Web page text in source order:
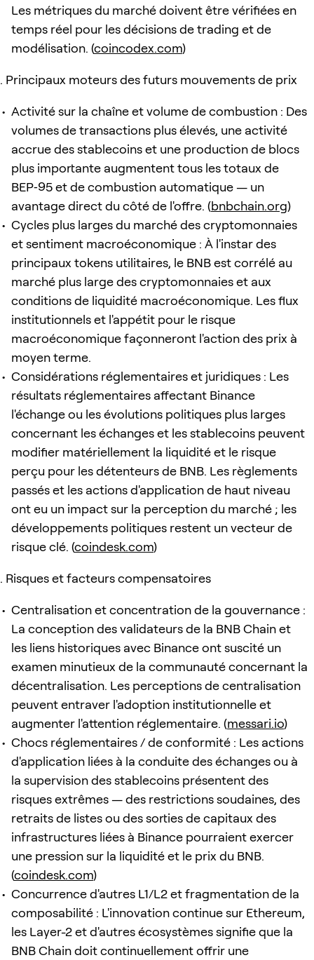
Les métriques du marché doivent être vérifiées en
temps réel pour les décisions de trading et de
modélisation. (coincodex.com)
Principaux moteurs des futurs mouvements de prix
Activité sur la chaîne et volume de combustion : Des
volumes de transactions plus élevés, une activité
accrue des stablecoins et une production de blocs
plus importante augmentent tous les totaux de
BEP‑95 et de combustion automatique — un
avantage direct du côté de l'offre. (bnbchain.org)
Cycles plus larges du marché des cryptomonnaies
et sentiment macroéconomique : À l'instar des
principaux tokens utilitaires, le BNB est corrélé au
marché plus large des cryptomonnaies et aux
conditions de liquidité macroéconomique. Les flux
institutionnels et l'appétit pour le risque
macroéconomique façonneront l'action des prix à
moyen terme.
Considérations réglementaires et juridiques : Les
résultats réglementaires affectant Binance
l'échange ou les évolutions politiques plus larges
concernant les échanges et les stablecoins peuvent
modifier matériellement la liquidité et le risque
perçu pour les détenteurs de BNB. Les règlements
passés et les actions d'application de haut niveau
ont eu un impact sur la perception du marché ; les
développements politiques restent un vecteur de
risque clé. (coindesk.com)
Risques et facteurs compensatoires
Centralisation et concentration de la gouvernance :
La conception des validateurs de la BNB Chain et
les liens historiques avec Binance ont suscité un
examen minutieux de la communauté concernant la
décentralisation. Les perceptions de centralisation
peuvent entraver l'adoption institutionnelle et
augmenter l'attention réglementaire. (messari.io)
Chocs réglementaires / de conformité : Les actions
d'application liées à la conduite des échanges ou à
la supervision des stablecoins présentent des
risques extrêmes — des restrictions soudaines, des
retraits de listes ou des sorties de capitaux des
infrastructures liées à Binance pourraient exercer
une pression sur la liquidité et le prix du BNB.
(coindesk.com)
Concurrence d'autres L1/L2 et fragmentation de la
composabilité : L'innovation continue sur Ethereum,
les Layer-2 et d'autres écosystèmes signifie que la
BNB Chain doit continuellement offrir une